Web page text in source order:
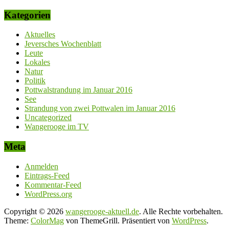
Kategorien
Aktuelles
Jeversches Wochenblatt
Leute
Lokales
Natur
Politik
Pottwalstrandung im Januar 2016
See
Strandung von zwei Pottwalen im Januar 2016
Uncategorized
Wangerooge im TV
Meta
Anmelden
Eintrags-Feed
Kommentar-Feed
WordPress.org
Copyright © 2026 wangerooge-aktuell.de. Alle Rechte vorbehalten.
Theme: ColorMag von ThemeGrill. Präsentiert von WordPress.